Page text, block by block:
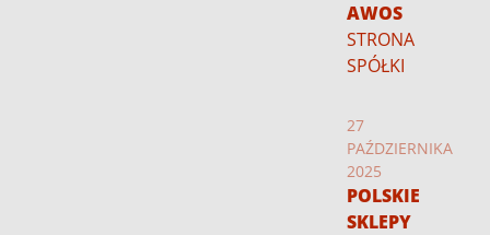
AWOS
STRONA
SPÓŁKI
27
PAŹDZIERNIKA
2025
POLSKIE
SKLEPY